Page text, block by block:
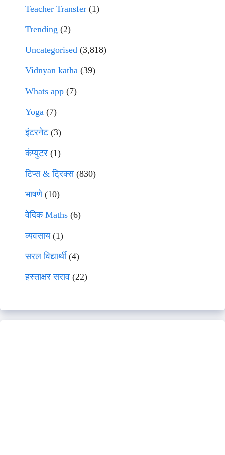
Teacher Transfer (1)
Trending (2)
Uncategorised (3,818)
Vidnyan katha (39)
Whats app (7)
Yoga (7)
इंटरनेट(3)
कंप्युटर (1)
टिप्स & ट्रिक्स(830)
भाषणे(10)
वेदिक Maths (6)
व्यवसाय(1)
सरल विद्यार्थी(4)
हस्ताक्षर सराव (22)